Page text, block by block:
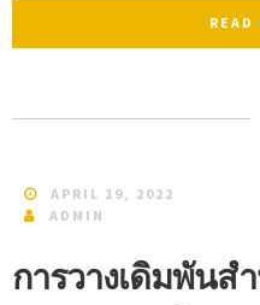
READ
APRIL 19, 2022
ADMIN
การวางเดิมพันส